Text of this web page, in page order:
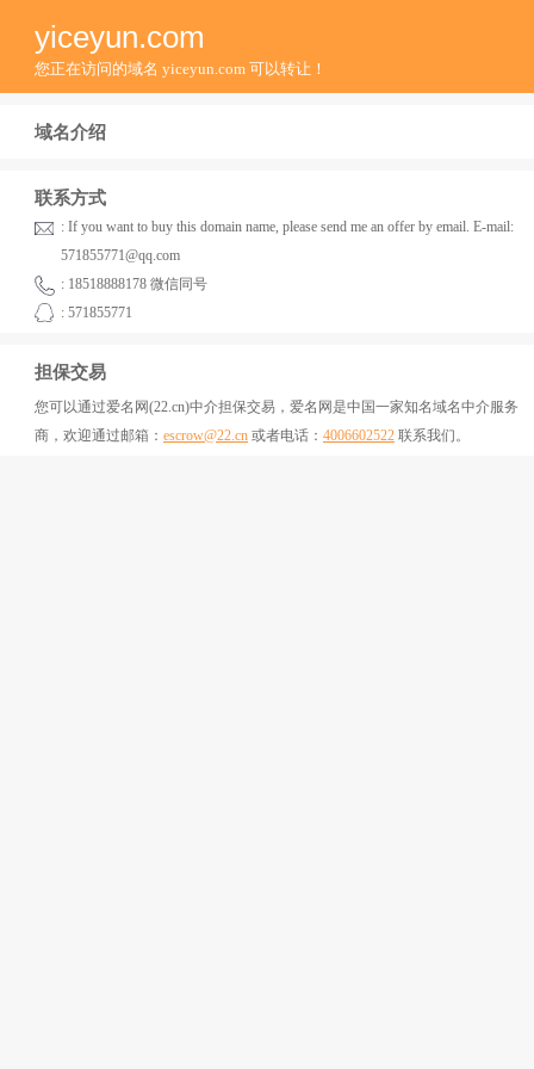
yiceyun.com
您正在访问的域名 yiceyun.com 可以转让！
域名介绍
联系方式
: If you want to buy this domain name, please send me an offer by email. E-mail:
571855771@qq.com
: 18518888178 微信同号
: 571855771
担保交易
您可以通过爱名网(22.cn)中介担保交易，爱名网是中国一家知名域名中介服务
商，欢迎通过邮箱： escrow@22.cn 或者电话： 4006602522 联系我们。